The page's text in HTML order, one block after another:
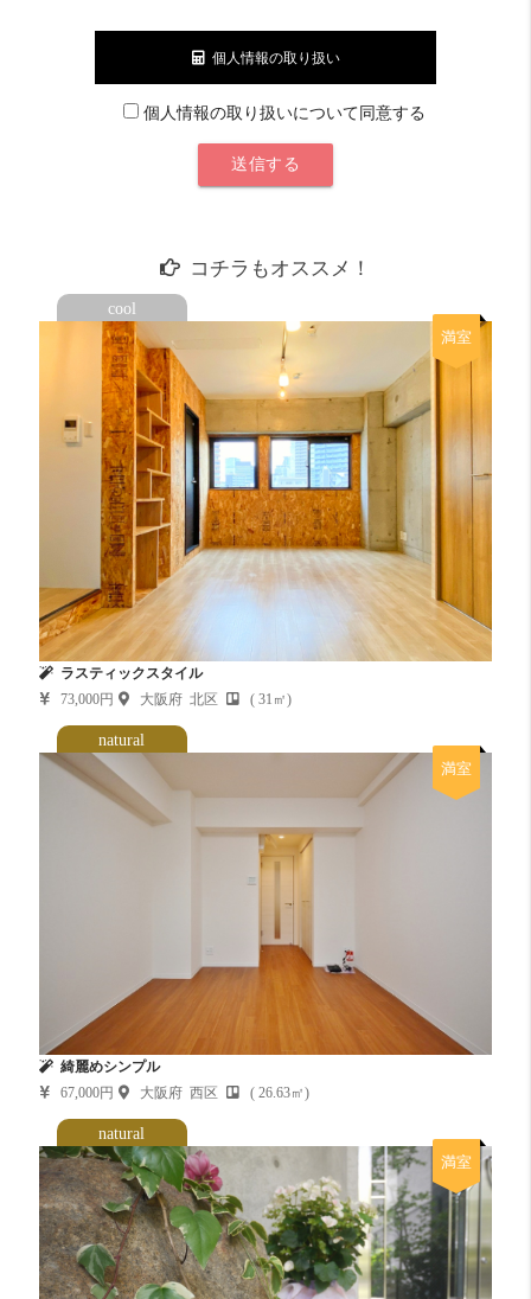
個人情報の取り扱い
個人情報の取り扱いについて同意する
コチラもオススメ！
cool
満室
ラスティックスタイル
73,000円
大阪府 北区 ( 31㎡)
natural
満室
綺麗めシンプル
67,000円
大阪府 西区 ( 26.63㎡)
natural
満室